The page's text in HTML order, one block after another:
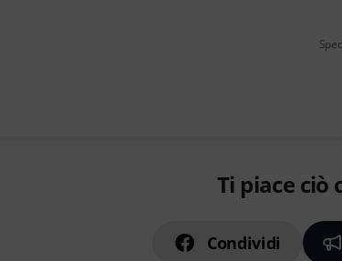
Ti piace ciò
Condividi